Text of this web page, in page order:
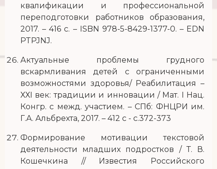
квалификации и профессиональной
переподготовки работников образования,
2017. – 416 с. – ISBN 978-5-8429-1377-0. – EDN
PTPJNJ.
Актуальные проблемы грудного
вскармливания детей с ограниченными
возможностями здоровья/ Реабилитация –
ХХI век: традиции и инновации / Мат. I Нац.
Конгр. с межд. участием. – СПб: ФНЦРИ им.
Г.А. Альбрехта, 2017. – 412 с - с.372-373
Формирование мотивации текстовой
деятельности младших подростков / Т. В.
Кошечкина // Известия Российского